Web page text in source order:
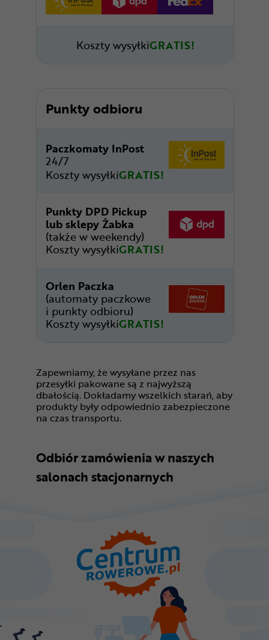
Koszty wysyłkiGRATIS!
Punkty odbioru
Paczkomaty InPost
24/7
Koszty wysyłkiGRATIS!
Punkty DPD Pickup
lub sklepy Żabka
(także w weekendy)
Koszty wysyłkiGRATIS!
Orlen Paczka
(automaty paczkowe
i punkty odbioru)
Koszty wysyłkiGRATIS!
Zapewniamy, że wysyłane przez nas
przesyłki pakowane są z najwyższą
dbałością. Dokładamy wszelkich starań, aby
produkty były odpowiednio zabezpieczone
na czas transportu.
Odbiór zamówienia w naszych
salonach stacjonarnych